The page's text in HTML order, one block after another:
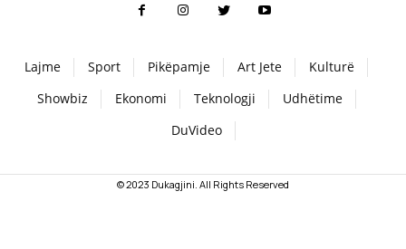
Lajme Sport Pikëpamje Art Jete
Kulturë
Showbiz
Ekonomi Teknologji
Udhëtime
DuVideo
© 2023 Dukagjini. All Rights Reserved